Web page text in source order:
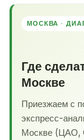
МОСКВА ·
Где
Москве
Приезжаем с
экспресс-
Москве